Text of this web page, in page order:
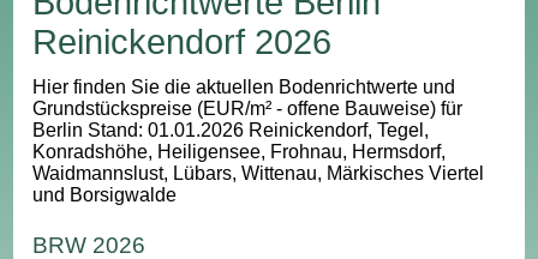
Reinickendorf 2026
Hier finden Sie die aktuellen Bodenrichtwerte und
Grundstückspreise (EUR/m² - offene Bauweise) für
Berlin Stand: 01.01.2026 Reinickendorf, Tegel,
Konradshöhe, Heiligensee, Frohnau, Hermsdorf,
Waidmannslust, Lübars, Wittenau, Märkisches Viertel
und Borsigwalde
BRW 2026